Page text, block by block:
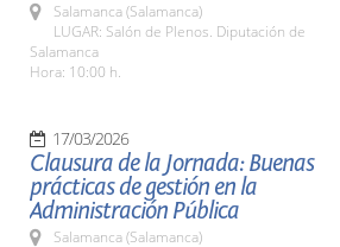
Salamanca (Salamanca)
LUGAR: Salón de Plenos. Diputación de
Salamanca
Hora: 10:00 h.
17/03/2026
Clausura de la Jornada: Buenas
prácticas de gestión en la
Administración Pública
Salamanca (Salamanca)